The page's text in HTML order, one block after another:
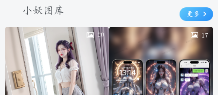
小妖图库 更多
20 17